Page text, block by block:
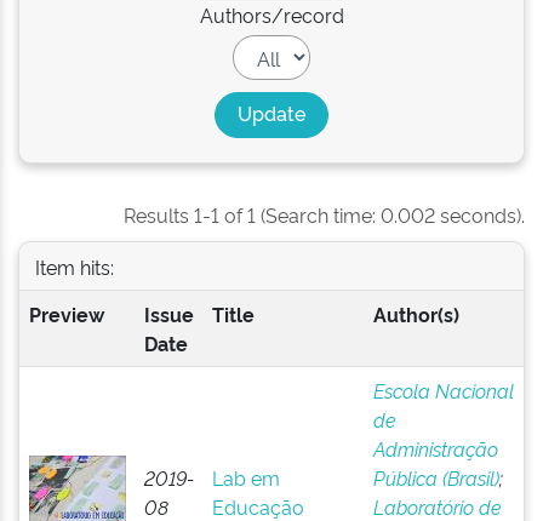
Authors/record
Results 1-1 of 1 (Search time: 0.002 seconds).
Item hits:
Preview
Issue
Date
Title Author(s)
2019-
08
Lab em
Educação
Escola Nacional
de
Administração
Pública (Brasil);
Laboratório de